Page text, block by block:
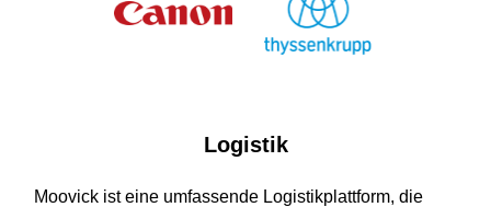
Logistik
Moovick ist eine umfassende Logistikplattform, die